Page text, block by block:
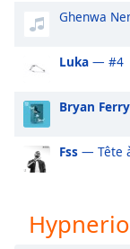
Picture
This
modal
Beginning
Ghenwa
Luka — #4
Bryan Ferry
Fss — Tête